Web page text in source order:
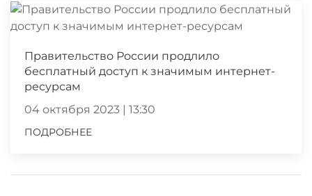
Правительство России продлило
бесплатный доступ к значимым интернет-
ресурсам
04 октября 2023 | 13:30
ПОДРОБНЕЕ